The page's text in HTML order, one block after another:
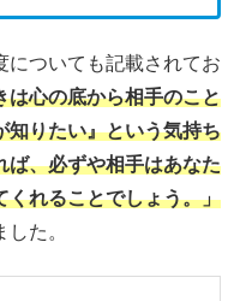
についても記載されてお
は心の底から相手のこと
知りたい』という気持ち
ば、必ずや相手はあなた
くれることでしょう。」
た。